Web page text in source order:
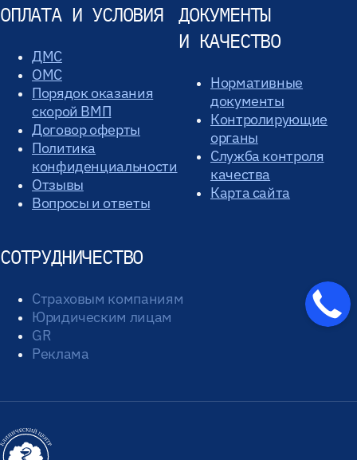
ОПЛАТА И УСЛОВИЯ
ДМС
ОМС
Порядок оказания
скорой ВМП
Договор оферты
Политика
конфиденциальности
Отзывы
Вопросы и ответы
ДОКУМЕНТЫ
И КАЧЕСТВО
Нормативные
документы
Контролирующие
органы
Служба контроля
качества
Карта сайта
СОТРУДНИЧЕСТВО
Страховым компаниям
Юридическим лицам
GR
Реклама